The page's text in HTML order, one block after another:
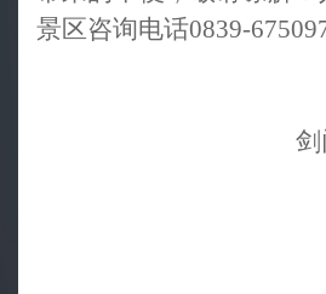
景区咨询电话0839-